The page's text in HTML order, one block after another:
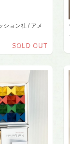
ション社 / アメ
SOLD OUT